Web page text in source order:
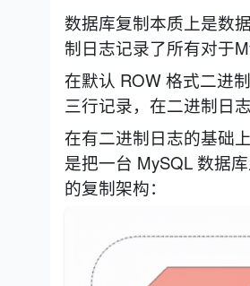
数据库复制本质上是数
制日志记录了所有对于
在默认 ROW 格式二进
三行记录，在二进制日
在有二进制日志的基础
是把一台 MySQL 数据
的复制架构：